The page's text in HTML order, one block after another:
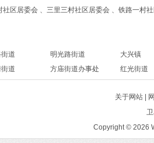
区居委会 、三里三村社区居委会 、铁路一村
道 明光路街道
大兴镇
道 方庙街道办事处 红光街道
关于网站 |
Copyright © 2026